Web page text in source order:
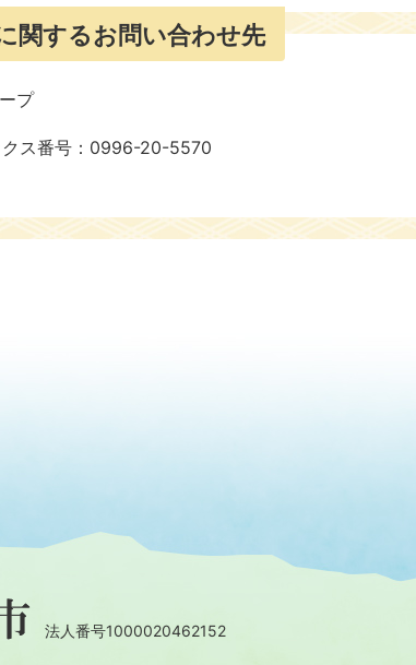
関するお問い合わせ先
プ
ス番号：0996-20-5570
法人番号1000020462152